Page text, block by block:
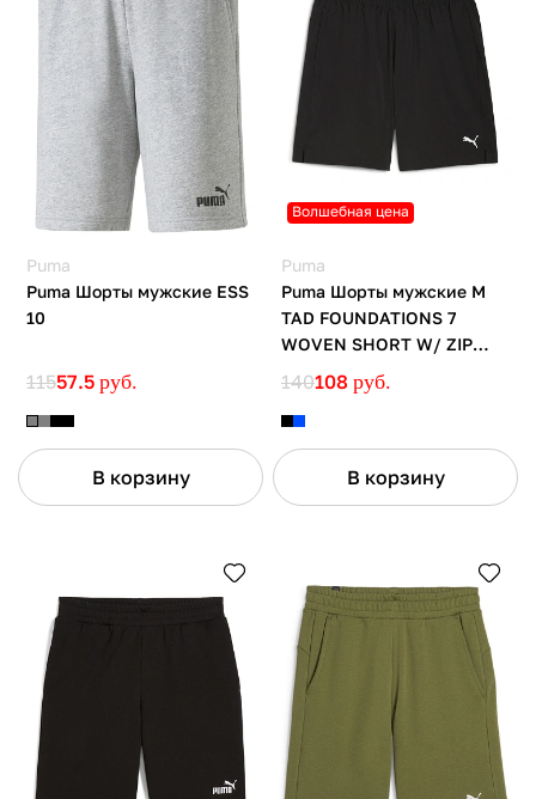
Puma
Puma Шорты мужские ESS
10
11557.5 руб.
В корзину
Волшебная цена
Puma
Puma Шорты мужские M
TAD FOUNDATIONS 7
WOVEN SHORT W/ ZIP
POCKETS
140108 руб.
В корзину